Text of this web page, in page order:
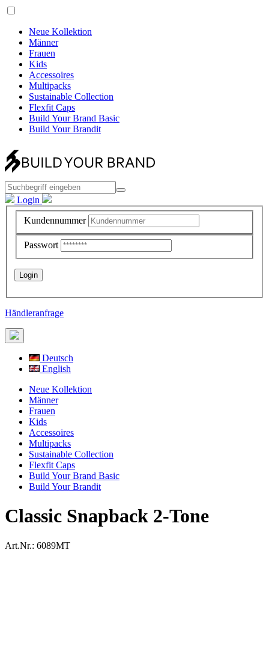
Neue Kollektion
Männer
Frauen
Kids
Accessoires
Multipacks
Sustainable Collection
Flexfit Caps
Build Your Brand Basic
Build Your Brandit
Login
Kundennummer
Passwort
Händleranfrage
Deutsch
English
Neue Kollektion
Männer
Frauen
Kids
Accessoires
Multipacks
Sustainable Collection
Flexfit Caps
Build Your Brand Basic
Build Your Brandit
Classic Snapback 2-Tone
Art.Nr.: 6089MT